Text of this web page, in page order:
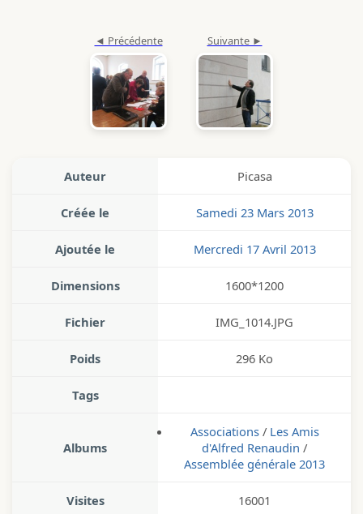
Auteur Picasa
Créée le Samedi 23 Mars 2013
Ajoutée le Mercredi 17 Avril 2013
Dimensions 1600*1200
Fichier IMG_1014.JPG
Poids 296 Ko
Tags
Albums
Associations/ Les Amis
d'Alfred Renaudin /
Assemblée générale 2013
Visites 16001